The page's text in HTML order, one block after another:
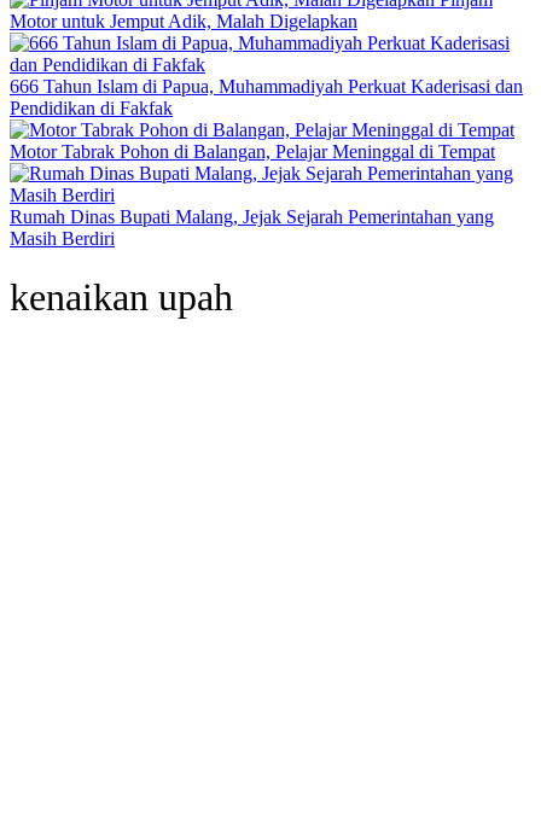
Motor untuk Jemput Adik, Malah Digelapkan
666 Tahun Islam di Papua, Muhammadiyah Perkuat Kaderisasi dan
Pendidikan di Fakfak
Motor Tabrak Pohon di Balangan, Pelajar Meninggal di Tempat
Rumah Dinas Bupati Malang, Jejak Sejarah Pemerintahan yang
Masih Berdiri
kenaikan upah